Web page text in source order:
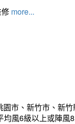
more...
市、新竹市、新
風6級以上或陣